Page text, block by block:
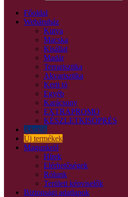
Főoldal
Webáruház
Kutya
Macska
Kisállat
Madár
Terrarisztika
Akvarisztika
Kerti tó
Egyéb
Karácsony
EXTRAPROMO
KÉSZLETKISÖPRÉS
Akciók
Új termékek
Magunkról
Hírek
Elérhetőségek
Rólunk
Területi képviselők
Biztonsági adatlapok